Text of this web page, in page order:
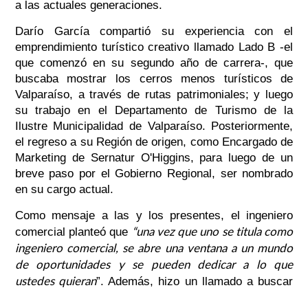
a las actuales generaciones.
Darío García compartió su experiencia con el
emprendimiento turístico creativo llamado Lado B -el
que comenzó en su segundo año de carrera-, que
buscaba mostrar los cerros menos turísticos de
Valparaíso, a través de rutas patrimoniales; y luego
su trabajo en el Departamento de Turismo de la
Ilustre Municipalidad de Valparaíso. Posteriormente,
el regreso a su Región de origen, como Encargado de
Marketing de Sernatur O'Higgins, para luego de un
breve paso por el Gobierno Regional, ser nombrado
en su cargo actual.
Como mensaje a las y los presentes, el ingeniero
comercial planteó que “una vez que uno se titula como
ingeniero comercial, se abre una ventana a un mundo
de oportunidades y se pueden dedicar a lo que
ustedes quieran”. Además, hizo un llamado a buscar